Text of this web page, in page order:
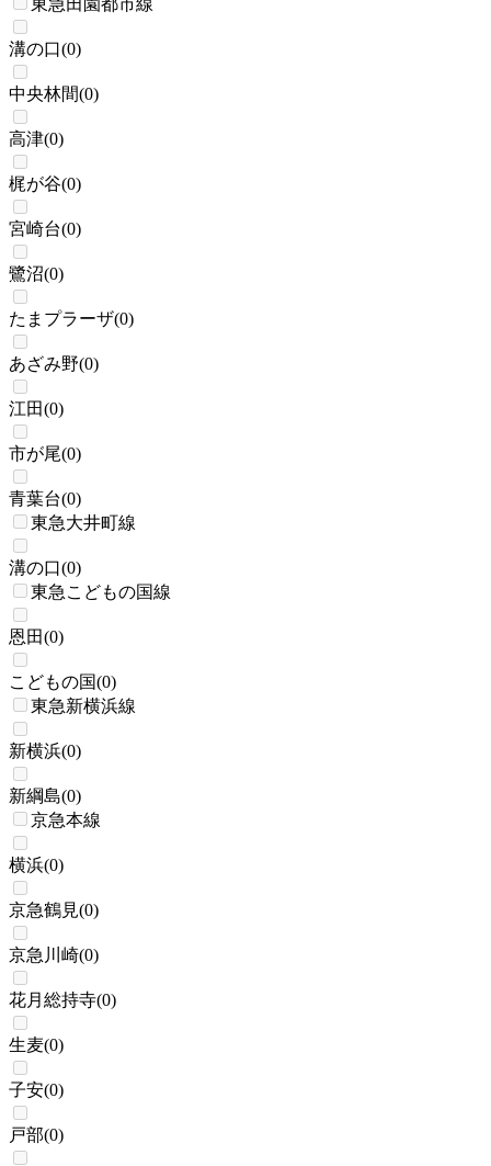
東急田園都市線
溝の口(0)
中央林間(0)
高津(0)
梶が谷(0)
宮崎台(0)
鷺沼(0)
たまプラーザ(0)
あざみ野(0)
江田(0)
市が尾(0)
青葉台(0)
東急大井町線
溝の口(0)
東急こどもの国線
恩田(0)
こどもの国(0)
東急新横浜線
新横浜(0)
新綱島(0)
京急本線
横浜(0)
京急鶴見(0)
京急川崎(0)
花月総持寺(0)
生麦(0)
子安(0)
戸部(0)